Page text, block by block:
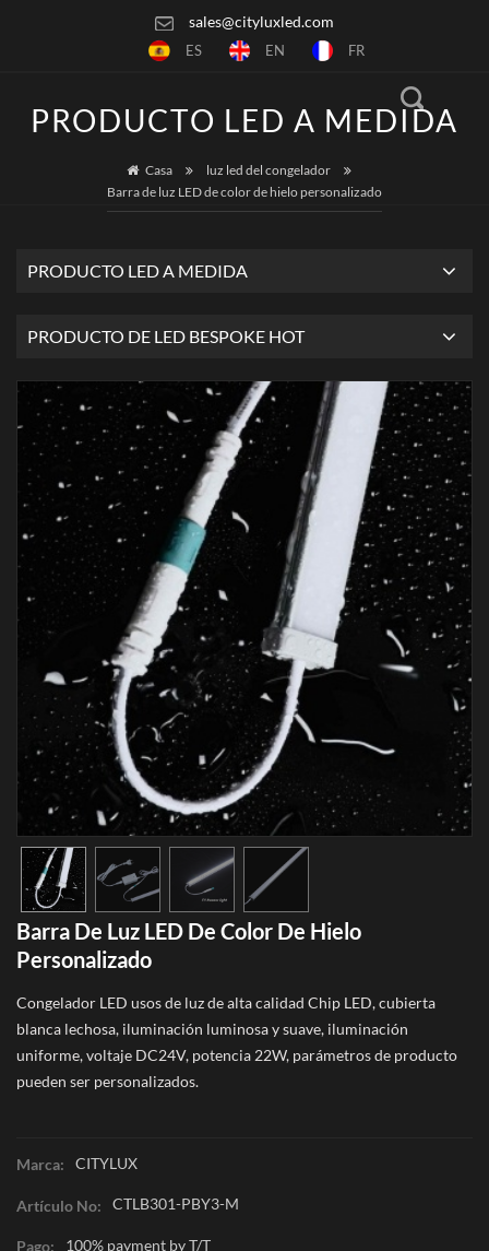
sales@cityluxled.com
ES EN FR
PRODUCTO LED A MEDIDA
Casa
luz led del congelador
Barra de luz LED de color de hielo personalizado
PRODUCTO LED A MEDIDA
PRODUCTO DE LED BESPOKE HOT
Barra De Luz LED De Color De Hielo
Personalizado
Congelador LED usos de luz de alta calidad Chip LED, cubierta
blanca lechosa, iluminación luminosa y suave, iluminación
uniforme, voltaje DC24V, potencia 22W, parámetros de producto
pueden ser personalizados.
Marca: CITYLUX
Artículo No: CTLB301-PBY3-M
Pago: 100% payment by T/T